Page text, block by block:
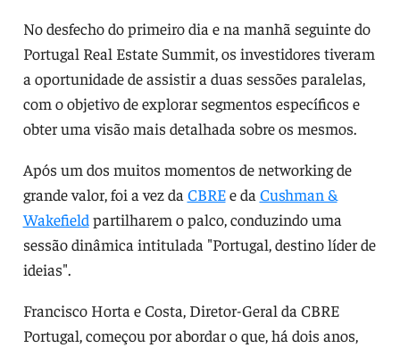
No desfecho do primeiro dia e na manhã seguinte do
Portugal Real Estate Summit, os investidores tiveram
a oportunidade de assistir a duas sessões paralelas,
com o objetivo de explorar segmentos específicos e
obter uma visão mais detalhada sobre os mesmos.
Após um dos muitos momentos de networking de
grande valor, foi a vez da CBREe da Cushman &
Wakefieldpartilharem o palco, conduzindo uma
sessão dinâmica intitulada "Portugal, destino líder de
ideias".
Francisco Horta e Costa, Diretor-Geral da CBRE
Portugal, começou por abordar o que, há dois anos,